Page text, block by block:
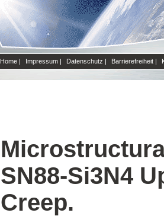
Home | Impressum | Datenschutz | Barrierefreiheit |
SN88-Si3N4
Creep.